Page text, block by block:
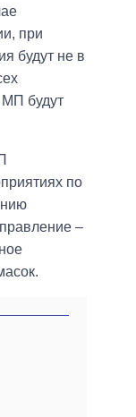
при
будут не в
будут
по
–